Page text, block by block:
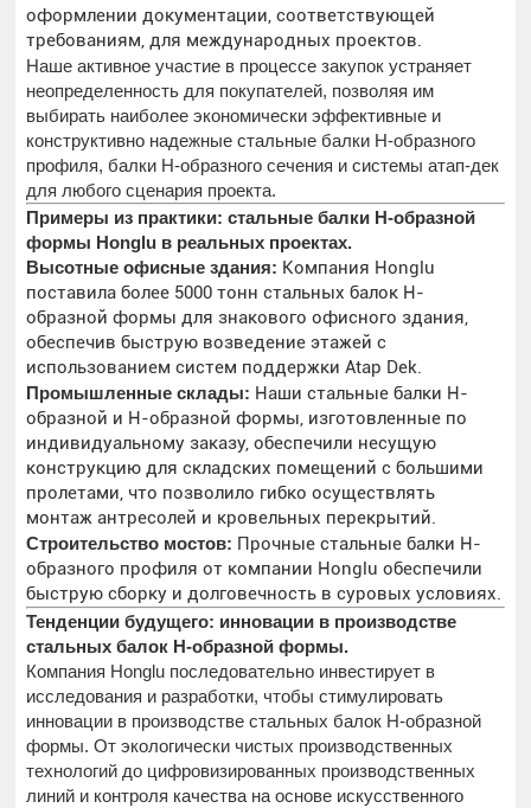
оформлении документации, соответствующей
требованиям, для международных проектов.
Наше активное участие в процессе закупок устраняет
неопределенность для покупателей, позволяя им
выбирать наиболее экономически эффективные и
конструктивно надежные стальные балки H-образного
профиля, балки H-образного сечения и системы атап-дек
для любого сценария проекта.
Примеры из практики: стальные балки H-образной
формы Honglu в реальных проектах.
Высотные офисные здания: Компания Honglu
поставила более 5000 тонн стальных балок H-
образной формы для знакового офисного здания,
обеспечив быструю возведение этажей с
использованием систем поддержки Atap Dek.
Промышленные склады: Наши стальные балки H-
образной и H-образной формы, изготовленные по
индивидуальному заказу, обеспечили несущую
конструкцию для складских помещений с большими
пролетами, что позволило гибко осуществлять
монтаж антресолей и кровельных перекрытий.
Строительство мостов: Прочные стальные балки H-
образного профиля от компании Honglu обеспечили
быструю сборку и долговечность в суровых условиях.
Тенденции будущего: инновации в производстве
стальных балок H-образной формы.
Компания Honglu последовательно инвестирует в
исследования и разработки, чтобы стимулировать
инновации в производстве стальных балок H-образной
формы. От экологически чистых производственных
технологий до цифровизированных производственных
линий и контроля качества на основе искусственного